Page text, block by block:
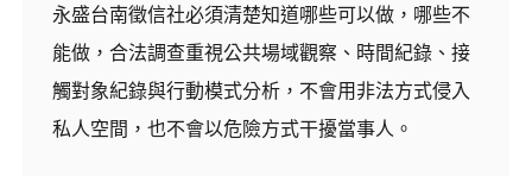
永盛台南徵信社必須清楚知道哪些可以做，哪些不
能做，合法調查重視公共場域觀察、時間紀錄、接
觸對象紀錄與行動模式分析，不會用非法方式侵入
私人空間，也不會以危險方式干擾當事人。